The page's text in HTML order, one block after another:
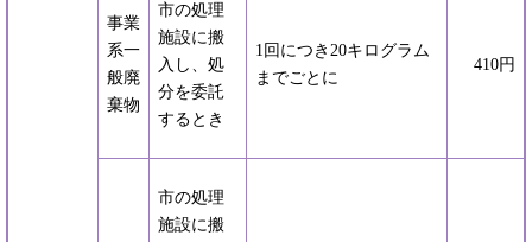
事業
系一
般廃
棄物
市の処理
施設に搬
入し、処
分を委託
するとき
1回につき20キログラム
までごとに
410円
市の処理
施設に搬